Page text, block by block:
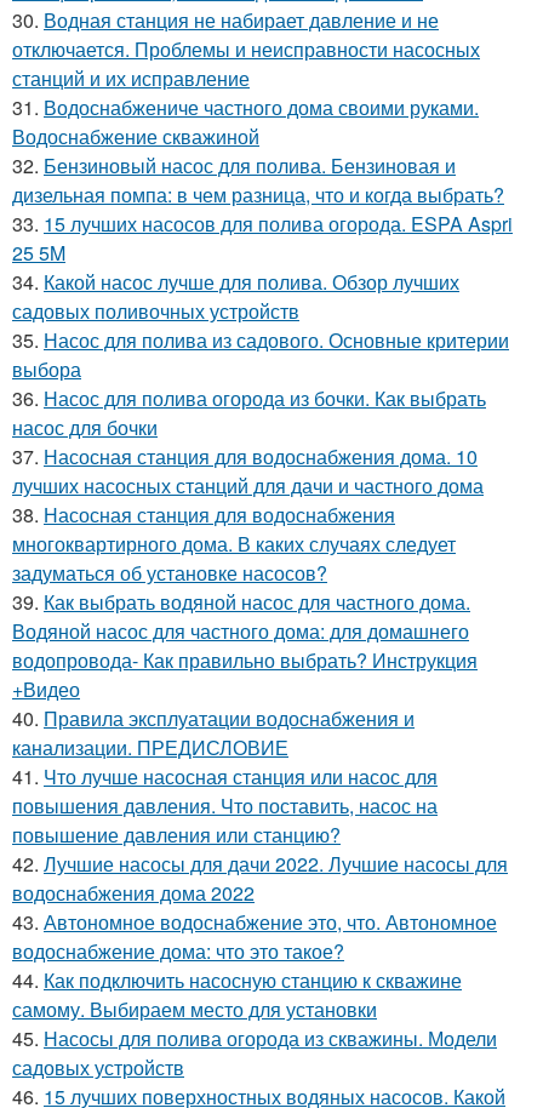
30. Водная станция не набирает давление и не
отключается. Проблемы и неисправности насосных
станций и их исправление
31. Водоснабжениче частного дома своими руками.
Водоснабжение скважиной
32. Бензиновый насос для полива. Бензиновая и
дизельная помпа: в чем разница, что и когда выбрать?
33. 15 лучших насосов для полива огорода. ESPA Aspri
25 5M
34. Какой насос лучше для полива. Обзор лучших
садовых поливочных устройств
35. Насос для полива из садового. Основные критерии
выбора
36. Насос для полива огорода из бочки. Как выбрать
насос для бочки
37. Насосная станция для водоснабжения дома. 10
лучших насосных станций для дачи и частного дома
38. Насосная станция для водоснабжения
многоквартирного дома. В каких случаях следует
задуматься об установке насосов?
39. Как выбрать водяной насос для частного дома.
Водяной насос для частного дома: для домашнего
водопровода- Как правильно выбрать? Инструкция
+Видео
40. Правила эксплуатации водоснабжения и
канализации. ПРЕДИСЛОВИЕ
41. Что лучше насосная станция или насос для
повышения давления. Что поставить, насос на
повышение давления или станцию?
42. Лучшие насосы для дачи 2022. Лучшие насосы для
водоснабжения дома 2022
43. Автономное водоснабжение это, что. Автономное
водоснабжение дома: что это такое?
44. Как подключить насосную станцию к скважине
самому. Выбираем место для установки
45. Насосы для полива огорода из скважины. Модели
садовых устройств
46. 15 лучших поверхностных водяных насосов. Какой